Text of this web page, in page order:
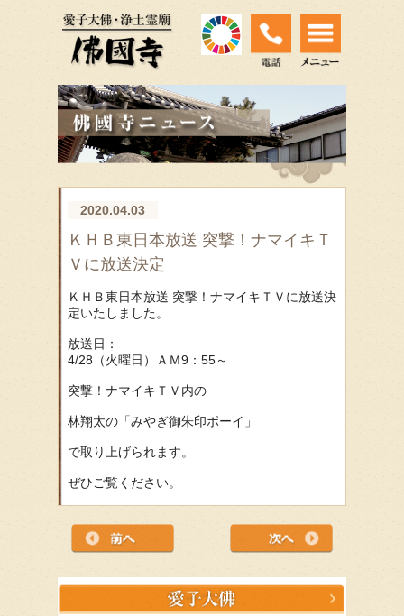
2020.04.03
ＫＨＢ東日本放送 突撃！ナマイキＴ
Ｖに放送決定
ＫＨＢ東日本放送 突撃！ナマイキＴＶに放送決
定いたしました。
放送日：
4/28（火曜日）ＡＭ9：55～
突撃！ナマイキＴＶ内の
林翔太の「みやぎ御朱印ボーイ」
で取り上げられます。
ぜひご覧ください。